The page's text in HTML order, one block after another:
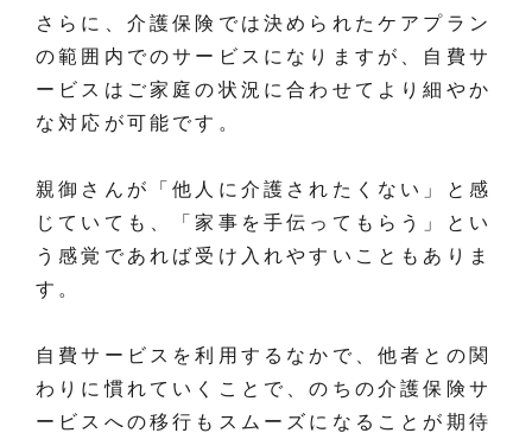
さらに、介護保険では決められたケアプラン
の範囲内でのサービスになりますが、自費サ
ービスはご家庭の状況に合わせてより細やか
な対応が可能です。
親御さんが「他人に介護されたくない」と感
じていても、「家事を手伝ってもらう」とい
う感覚であれば受け入れやすいこともありま
す。
自費サービスを利用するなかで、他者との関
わりに慣れていくことで、のちの介護保険サ
ービスへの移行もスムーズになることが期待